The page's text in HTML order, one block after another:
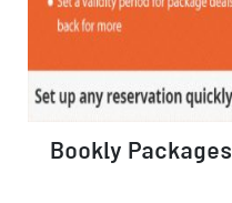
ویژگی های افزونه مکمل Bookly Packages